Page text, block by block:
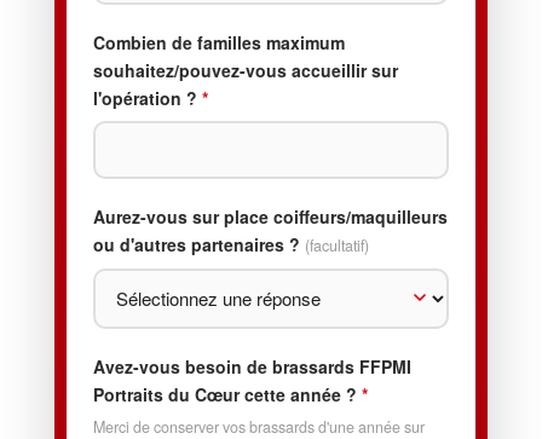
Combien de familles maximum
souhaitez/pouvez-vous accueillir sur
l'opération ? *
Aurez-vous sur place coiffeurs/maquilleurs
ou d'autres partenaires ? (facultatif)
Avez-vous besoin de brassards FFPMI
Portraits du Cœur cette année ? *
Merci de conserver vos brassards d'une année sur